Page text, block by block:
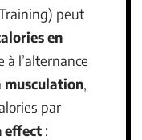
peut
en
à l’alternance
musculation,
par
effect :